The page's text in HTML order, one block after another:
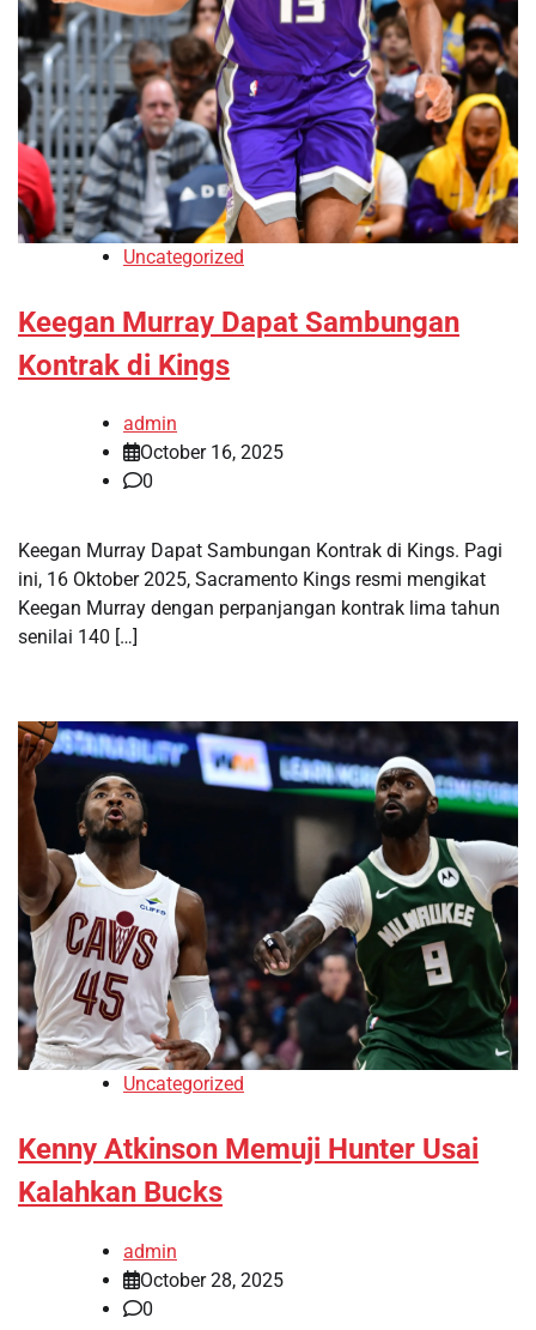
Uncategorized
Keegan Murray Dapat Sambungan
Kontrak di Kings
admin
October 16, 2025
0
Keegan Murray Dapat Sambungan Kontrak di Kings. Pagi
ini, 16 Oktober 2025, Sacramento Kings resmi mengikat
Keegan Murray dengan perpanjangan kontrak lima tahun
senilai 140 […]
Uncategorized
Kenny Atkinson Memuji Hunter Usai
Kalahkan Bucks
admin
October 28, 2025
0